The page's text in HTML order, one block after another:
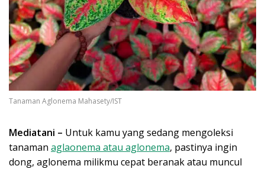
Tanaman Aglonema Mahasety/IST
Mediatani – Untuk kamu yang sedang mengoleksi
tanaman aglaonema atau aglonema, pastinya ingin
dong, aglonema milikmu cepat beranak atau muncul